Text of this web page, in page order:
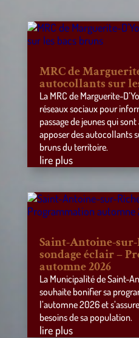
MRC de
autocollants sur
La MRC de Marguerite-
réseaux sociaux pour
passage de jeunes qui
apposer des autocollants
bruns du territoire.
lire plus
Saint-Antoine-
sondage éclair –
automne 2026
La Municipalité de Saint-
souhaite bonifier sa
l’automne 2026 et
besoins de sa population.
lire plus